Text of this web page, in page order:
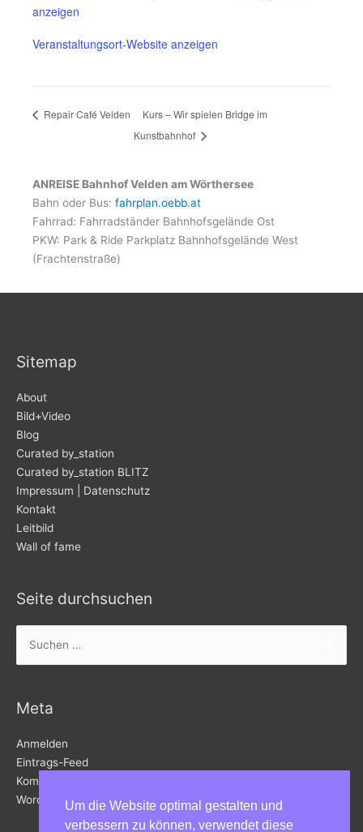
anzeigen
Veranstaltungsort-Website anzeigen
Repair Café Velden
Kurs – Wir spielen Bridge im
Kunstbahnhof
ANREISE Bahnhof Velden am Wörthersee
Bahn oder Bus: fahrplan.oebb.at
Fahrrad: Fahrradständer Bahnhofsgelände Ost
PKW: Park & Ride Parkplatz Bahnhofsgelände West
(Frachtenstraße)
Sitemap
About
Bild+Video
Blog
Curated by_station
Curated by_station BLITZ
Impressum | Datenschutz
Kontakt
Leitbild
Wall of fame
Seite durchsuchen
nach:
Meta
Anmelden
Eintrags-Feed
Kommentar-Feed
WordPress.orgUm die Website optimal gestalten und
verbessern zu können, verwendet diese